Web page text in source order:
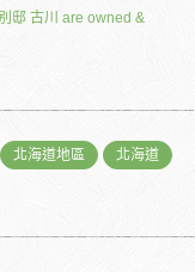
邸 古川 are owned &
北海道地區 北海道